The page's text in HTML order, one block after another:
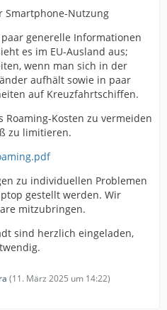
Smartphone-Nutzung
generelle Informationen
es im EU-Ausland aus;
wenn man sich in der
aufhält sowie in paar
auf Kreuzfahrtschiffen.
Kosten zu vermeiden
zu limitieren.
zu individuellen Problemen
gestellt werden. Wir
mitzubringen.
sind herzlich eingeladen,
(11. März 2025 um 14:22)